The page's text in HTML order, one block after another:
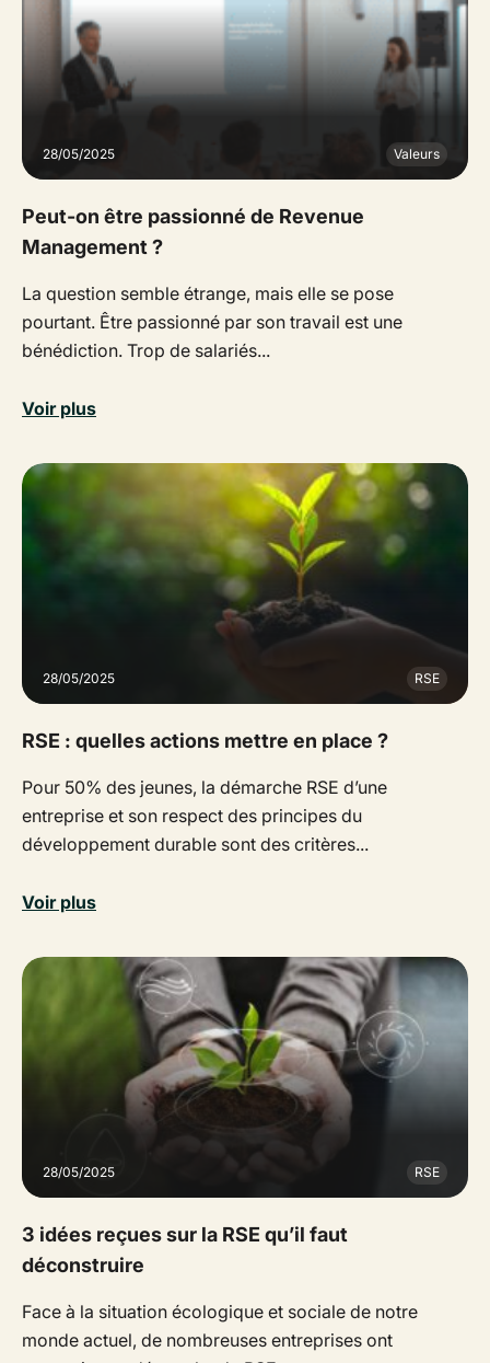
28/05/2025 Valeurs
Peut-on être passionné de Revenue
Management ?
La question semble étrange, mais elle se pose
pourtant. Être passionné par son travail est une
bénédiction. Trop de salariés...
Voir plus
28/05/2025 RSE
RSE : quelles actions mettre en place ?
Pour 50% des jeunes, la démarche RSE d’une
entreprise et son respect des principes du
développement durable sont des critères...
Voir plus
28/05/2025 RSE
3 idées reçues sur la RSE qu’il faut
déconstruire
Face à la situation écologique et sociale de notre
monde actuel, de nombreuses entreprises ont